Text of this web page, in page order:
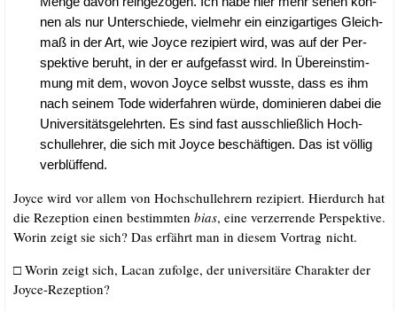
nen als nur Unter­schie­de, viel­mehr ein ein­zig­ar­ti­ges Gleich­
maß in der Art, wie Joy­ce rezi­piert wird, was auf der Per­
spek­ti­ve beruht, in der er auf­ge­fasst wird. In Über­ein­stim­
mung mit dem, wovon Joy­ce selbst wuss­te, dass es ihm
nach sei­nem Tode wider­fah­ren wür­de, domi­nie­ren dabei die
Uni­ver­si­täts­ge­lehr­ten. Es sind fast aus­schließ­lich Hoch­
schul­leh­rer, die sich mit Joy­ce beschäf­ti­gen. Das ist völ­lig
verblüffend.
Joy­ce wird vor allem von Hoch­schul­leh­rern rezi­piert. Hier­durch hat
die Rezep­ti­on einen bestimm­ten bias, eine ver­zer­ren­de Per­spek­ti­ve.
Wor­in zeigt sie sich? Das erfährt man in die­sem Vor­trag nicht.
□ Wor­in zeigt sich, Lacan zufol­ge, der uni­ver­si­tä­re Cha­rak­ter der
Joyce-Rezeption?